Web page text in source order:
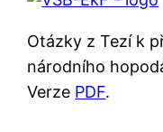
Otázky z Tezí k
národního
Verze PDF.